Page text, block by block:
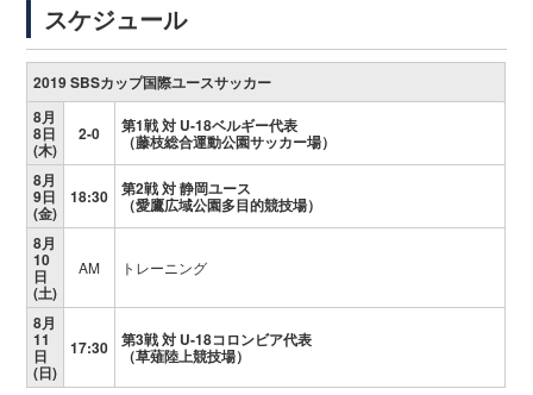
スケジュール
2019 SBSカップ国際ユースサッカー
8月
8日
(木)
2-0 第1戦 対 U-18ベルギー代表
（藤枝総合運動公園サッカー場）
8月
9日
(金)
18:30 第2戦 対 静岡ユース
（愛鷹広域公園多目的競技場）
8月
10
日
(土)
AM トレーニング
8月
11
日
(日)
17:30 第3戦 対 U-18コロンビア代表
（草薙陸上競技場）